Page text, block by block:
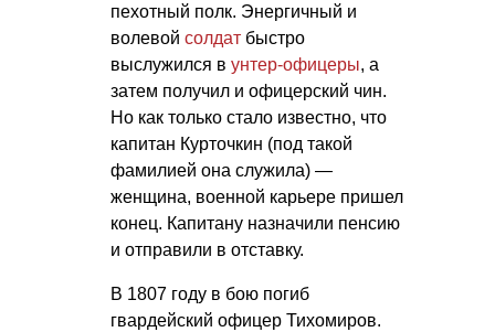
пехотный полк. Энергичный и
волевой солдат быстро
выслужился в унтер-офицеры, а
затем получил и офицерский чин.
Но как только стало известно, что
капитан Курточкин (под такой
фамилией она служила) —
женщина, военной карьере пришел
конец. Капитану назначили пенсию
и отправили в отставку.
В 1807 году в бою погиб
гвардейский офицер Тихомиров.